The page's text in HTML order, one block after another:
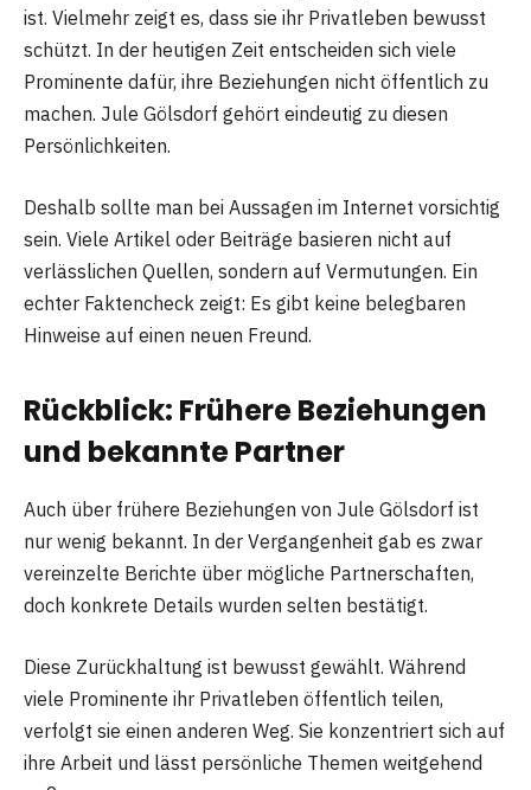
ist. Vielmehr zeigt es, dass sie ihr Privatleben bewusst
schützt. In der heutigen Zeit entscheiden sich viele
Prominente dafür, ihre Beziehungen nicht öffentlich zu
machen. Jule Gölsdorf gehört eindeutig zu diesen
Persönlichkeiten.
Deshalb sollte man bei Aussagen im Internet vorsichtig
sein. Viele Artikel oder Beiträge basieren nicht auf
verlässlichen Quellen, sondern auf Vermutungen. Ein
echter Faktencheck zeigt: Es gibt keine belegbaren
Hinweise auf einen neuen Freund.
Rückblick: Frühere Beziehungen
und bekannte Partner
Auch über frühere Beziehungen von Jule Gölsdorf ist
nur wenig bekannt. In der Vergangenheit gab es zwar
vereinzelte Berichte über mögliche Partnerschaften,
doch konkrete Details wurden selten bestätigt.
Diese Zurückhaltung ist bewusst gewählt. Während
viele Prominente ihr Privatleben öffentlich teilen,
verfolgt sie einen anderen Weg. Sie konzentriert sich auf
ihre Arbeit und lässt persönliche Themen weitgehend